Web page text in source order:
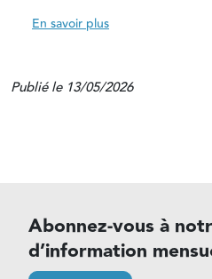
En savoir plus
Publié le 13/05/2026
Abonnez-vous à
d’information